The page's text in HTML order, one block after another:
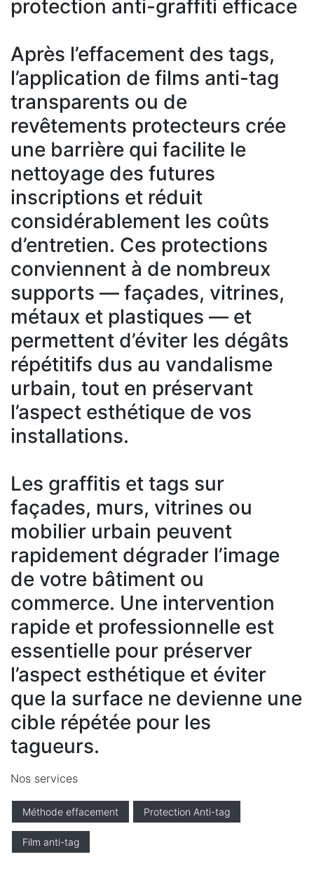
protection anti-graffiti efficace
Après l’effacement des tags,
l’application de films anti-tag
transparents ou de
revêtements protecteurs crée
une barrière qui facilite le
nettoyage des futures
inscriptions et réduit
considérablement les coûts
d’entretien. Ces protections
conviennent à de nombreux
supports — façades, vitrines,
métaux et plastiques — et
permettent d’éviter les dégâts
répétitifs dus au vandalisme
urbain, tout en préservant
l’aspect esthétique de vos
installations.
Les graffitis et tags sur
façades, murs, vitrines ou
mobilier urbain peuvent
rapidement dégrader l’image
de votre bâtiment ou
commerce. Une intervention
rapide et professionnelle est
essentielle pour préserver
l’aspect esthétique et éviter
que la surface ne devienne une
cible répétée pour les
tagueurs.
Nos services
Méthode effacement Protection Anti-tag
Film anti-tag